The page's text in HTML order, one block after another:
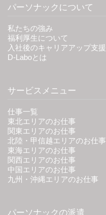
パーソナックについて
私たちの強み
福利厚生について
入社後のキャリアアップ支援
D-Laboとは
サービスメニュー
仕事一覧
東北エリアのお仕事
関東エリアのお仕事
北陸・甲信越エリアのお仕事
東海エリアのお仕事
関西エリアのお仕事
中国エリアのお仕事
九州・沖縄エリアのお仕事
パーソナックの派遣